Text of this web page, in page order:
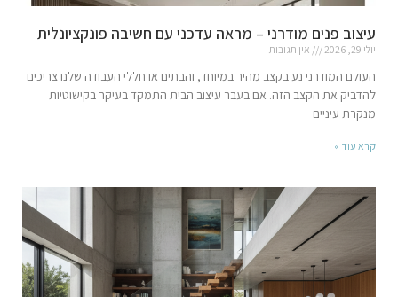
עיצוב פנים מודרני – מראה עדכני עם חשיבה פונקציונלית
יולי 29, 2026 אין תגובות
העולם המודרני נע בקצב מהיר במיוחד, והבתים או חללי העבודה שלנו צריכים
להדביק את הקצב הזה. אם בעבר עיצוב הבית התמקד בעיקר בקישוטיות
מנקרת עיניים
קרא עוד »